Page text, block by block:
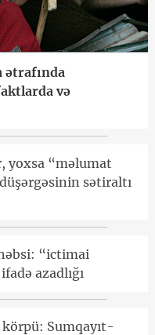
ətrafında
və
yoxsa “məlumat
sətiraltı
“ictimai
azadlığı
Sumqayıt-